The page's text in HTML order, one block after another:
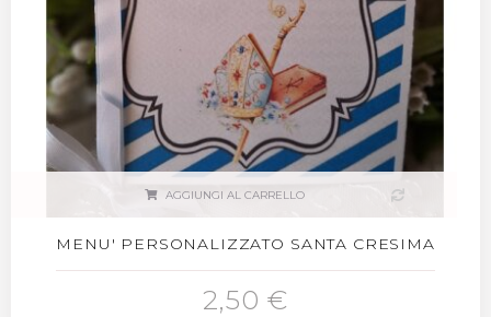
AGGIUNGI AL CARRELLO
MENU' PERSONALIZZATO SANTA CRESIMA
2,50 €